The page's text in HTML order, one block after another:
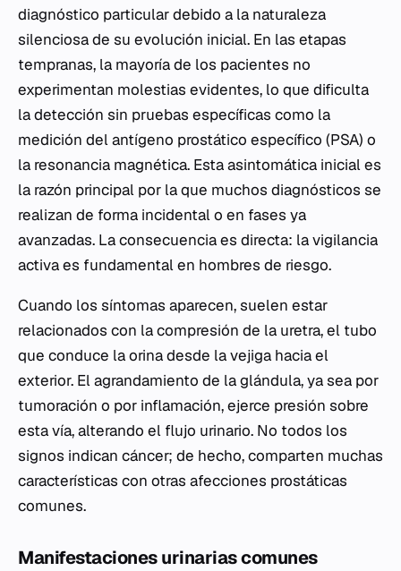
diagnóstico particular debido a la naturaleza
silenciosa de su evolución inicial. En las etapas
tempranas, la mayoría de los pacientes no
experimentan molestias evidentes, lo que dificulta
la detección sin pruebas específicas como la
medición del antígeno prostático específico (PSA) o
la resonancia magnética. Esta asintomática inicial es
la razón principal por la que muchos diagnósticos se
realizan de forma incidental o en fases ya
avanzadas. La consecuencia es directa: la vigilancia
activa es fundamental en hombres de riesgo.
Cuando los síntomas aparecen, suelen estar
relacionados con la compresión de la uretra, el tubo
que conduce la orina desde la vejiga hacia el
exterior. El agrandamiento de la glándula, ya sea por
tumoración o por inflamación, ejerce presión sobre
esta vía, alterando el flujo urinario. No todos los
signos indican cáncer; de hecho, comparten muchas
características con otras afecciones prostáticas
comunes.
Manifestaciones urinarias comunes